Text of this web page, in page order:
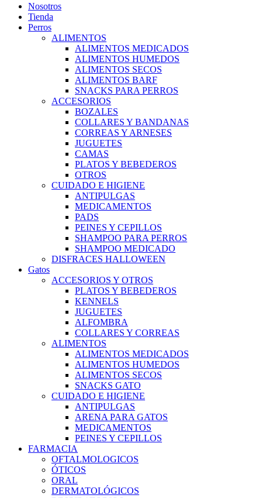
Nosotros
Tienda
Perros
ALIMENTOS
ALIMENTOS MEDICADOS
ALIMENTOS HUMEDOS
ALIMENTOS SECOS
ALIMENTOS BARF
SNACKS PARA PERROS
ACCESORIOS
BOZALES
COLLARES Y BANDANAS
CORREAS Y ARNESES
JUGUETES
CAMAS
PLATOS Y BEBEDEROS
OTROS
CUIDADO E HIGIENE
ANTIPULGAS
MEDICAMENTOS
PADS
PEINES Y CEPILLOS
SHAMPOO PARA PERROS
SHAMPOO MEDICADO
DISFRACES HALLOWEEN
Gatos
ACCESORIOS Y OTROS
PLATOS Y BEBEDEROS
KENNELS
JUGUETES
ALFOMBRA
COLLARES Y CORREAS
ALIMENTOS
ALIMENTOS MEDICADOS
ALIMENTOS HUMEDOS
ALIMENTOS SECOS
SNACKS GATO
CUIDADO E HIGIENE
ANTIPULGAS
ARENA PARA GATOS
MEDICAMENTOS
PEINES Y CEPILLOS
FARMACIA
OFTALMOLOGICOS
ÓTICOS
ORAL
DERMATOLÓGICOS